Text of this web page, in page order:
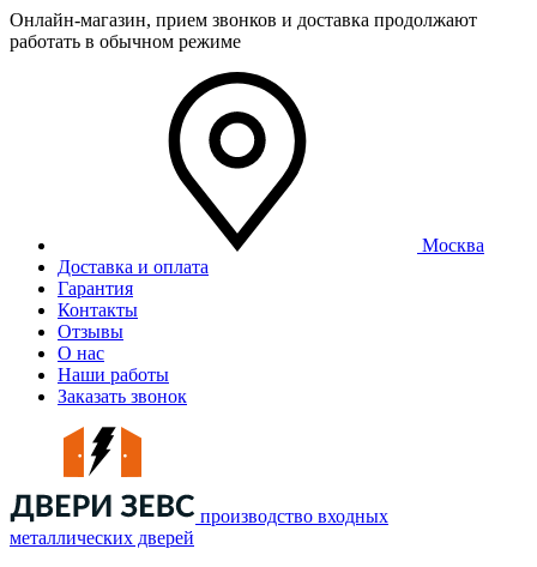
Онлайн-магазин, прием звонков и доставка продолжают
работать в обычном режиме
Москва
Доставка и оплата
Гарантия
Контакты
Отзывы
О нас
Наши работы
Заказать звонок
производство входных
металлических дверей